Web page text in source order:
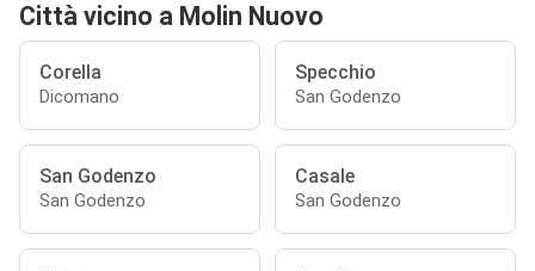
Città vicino a Molin Nuovo
Corella
Dicomano
Specchio
San Godenzo
San Godenzo
San Godenzo
Casale
San Godenzo